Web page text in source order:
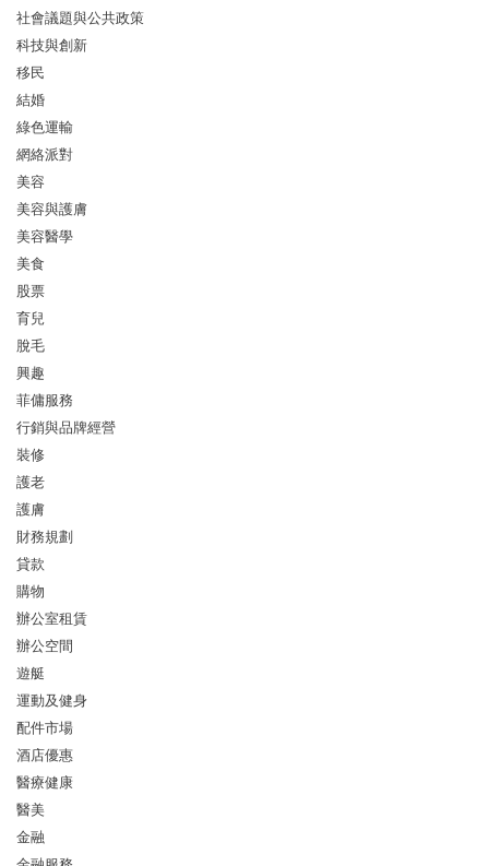
社會議題與公共政策
科技與創新
移民
結婚
綠色運輸
網絡派對
美容
美容與護膚
美容醫學
美食
股票
育兒
脫毛
興趣
菲傭服務
行銷與品牌經營
裝修
護老
護膚
財務規劃
貸款
購物
辦公室租賃
辦公空間
遊艇
運動及健身
配件市場
酒店優惠
醫療健康
醫美
金融